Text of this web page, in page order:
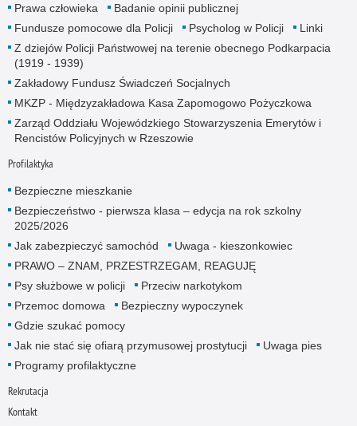
Prawa człowieka
Badanie opinii publicznej
Fundusze pomocowe dla Policji
Psycholog w Policji
Linki
Z dziejów Policji Państwowej na terenie obecnego Podkarpacia
(1919 - 1939)
Zakładowy Fundusz Świadczeń Socjalnych
MKZP - Międzyzakładowa Kasa Zapomogowo Pożyczkowa
Zarząd Oddziału Wojewódzkiego Stowarzyszenia Emerytów i
Rencistów Policyjnych w Rzeszowie
Profilaktyka
Bezpieczne mieszkanie
Bezpieczeństwo - pierwsza klasa – edycja na rok szkolny
2025/2026
Jak zabezpieczyć samochód
Uwaga - kieszonkowiec
PRAWO – ZNAM, PRZESTRZEGAM, REAGUJĘ
Psy służbowe w policji
Przeciw narkotykom
Przemoc domowa
Bezpieczny wypoczynek
Gdzie szukać pomocy
Jak nie stać się ofiarą przymusowej prostytucji
Uwaga pies
Programy profilaktyczne
Rekrutacja
Kontakt